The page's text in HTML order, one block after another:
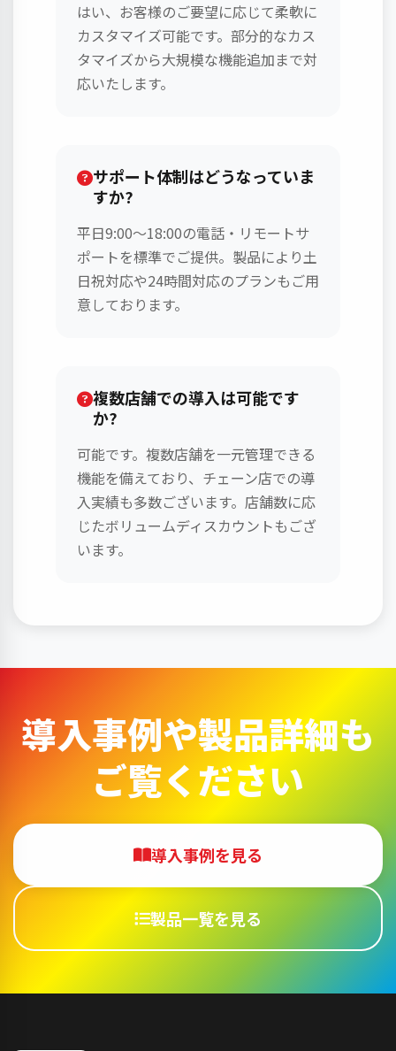
はい、お客様のご要望に応じて柔軟に
カスタマイズ可能です。部分的なカス
タマイズから大規模な機能追加まで対
応いたします。
サポート体制はどうなっていま
すか?
平日9:00〜18:00の電話・リモートサ
ポートを標準でご提供。製品により土
日祝対応や24時間対応のプランもご用
意しております。
複数店舗での導入は可能です
か?
可能です。複数店舗を一元管理できる
機能を備えており、チェーン店での導
入実績も多数ございます。店舗数に応
じたボリュームディスカウントもござ
います。
導入事例や製品詳細も
ご覧ください
導入事例を見る
製品一覧を見る